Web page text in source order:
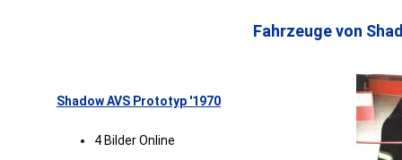
Fahrzeuge von
Shadow AVS Prototyp '1970
4 Bilder Online